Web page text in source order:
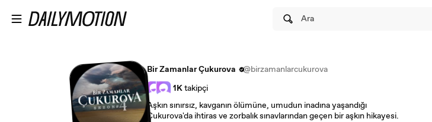
Ara
Bir Zamanlar Çukurova
@birzamanlarcukurova
1Ktakipçi
Aşkın sınırsız, kavganın ölümüne, umudun inadına yaşandığı
Çukurova'da ihtiras ve zorbalık sınavlarından geçen bir aşkın hikayesi.